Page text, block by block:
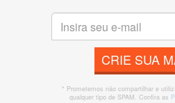
CRIE SUA
* Prometemos não compartilhar e
qualquer tipo de SPAM. Confira as